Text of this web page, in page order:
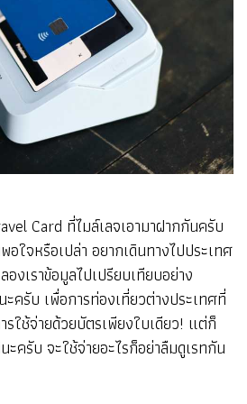
Card ที่ไมล์เลจเอามาฝากกันครับ
ใจหรือเปล่า อยากเดินทางไปประเทศ
งเราข้อมูลไปเปรียบเทียบอย่าง
ครับ เพื่อการท่องเที่ยวต่างประเทศที่
ใช้จ่ายด้วยบัตรเพียงใบเดียว! แต่ก็
ครับ จะใช้จ่ายอะไรก็อย่าลืมดูเรทกัน